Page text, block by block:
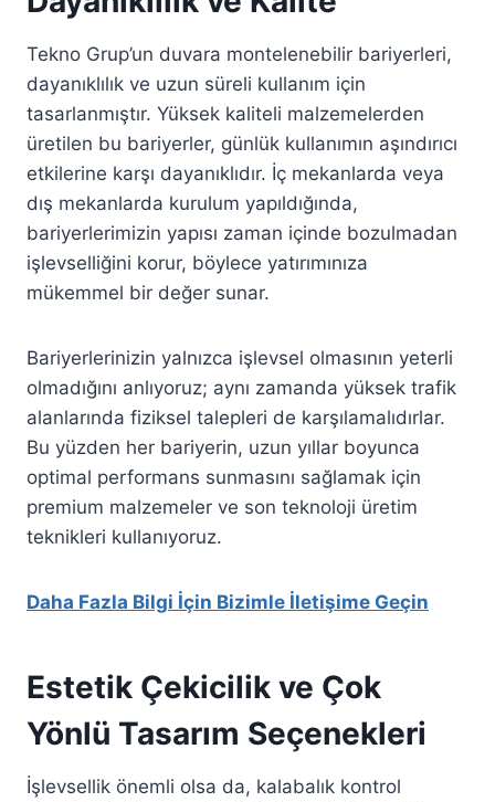
Tekno Grup’un duvara montelenebilir bariyerleri,
dayanıklılık ve uzun süreli kullanım için
tasarlanmıştır. Yüksek kaliteli malzemelerden
üretilen bu bariyerler, günlük kullanımın aşındırıcı
etkilerine karşı dayanıklıdır. İç mekanlarda veya
dış mekanlarda kurulum yapıldığında,
bariyerlerimizin yapısı zaman içinde bozulmadan
işlevselliğini korur, böylece yatırımınıza
mükemmel bir değer sunar.
Bariyerlerinizin yalnızca işlevsel olmasının yeterli
olmadığını anlıyoruz; aynı zamanda yüksek trafik
alanlarında fiziksel talepleri de karşılamalıdırlar.
Bu yüzden her bariyerin, uzun yıllar boyunca
optimal performans sunmasını sağlamak için
premium malzemeler ve son teknoloji üretim
teknikleri kullanıyoruz.
Daha Fazla Bilgi İçin Bizimle İletişime Geçin
Estetik Çekicilik ve Çok
Yönlü Tasarım Seçenekleri
İşlevsellik önemli olsa da, kalabalık kontrol